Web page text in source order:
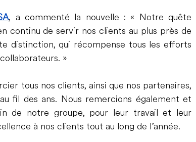
, a commenté la nouvelle : « Notre quête
continu de servir nos clients au plus près de
distinction, qui récompense tous les efforts
»
tous nos clients, ainsi que nos partenaires,
fil des ans. Nous remercions également et
de notre groupe, pour leur travail et leur
à nos clients tout au long de l’année.